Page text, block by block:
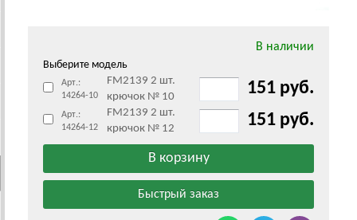
В наличии
Выберите модель
Арт.:
14264-10
FM2139 2 шт.
крючок № 10
151 руб.
Арт.:
14264-12
FM2139 2 шт.
крючок № 12
151 руб.